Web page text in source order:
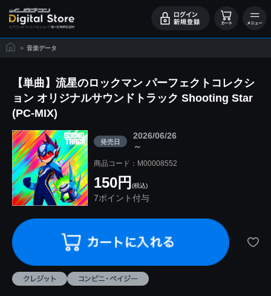
> 音楽データ
【単曲】流星のロックマン パーフェクトコレクシ
ョン オリジナルサウンドトラック Shooting Star
(PC-MIX)
発売日
2026/06/26
～
商品コード：M00008552
150円 (税込)
7ポイント付与